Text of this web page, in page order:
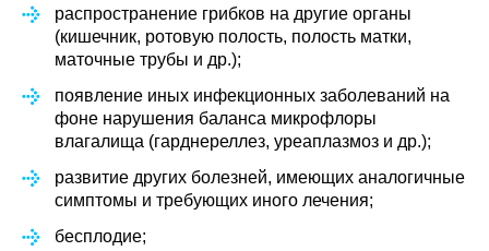
распространение грибков на другие органы
(кишечник, ротовую полость, полость матки,
маточные трубы и др.);
появление иных инфекционных заболеваний на
фоне нарушения баланса микрофлоры
влагалища (гарднереллез, уреаплазмоз и др.);
развитие других болезней, имеющих аналогичные
симптомы и требующих иного лечения;
бесплодие;